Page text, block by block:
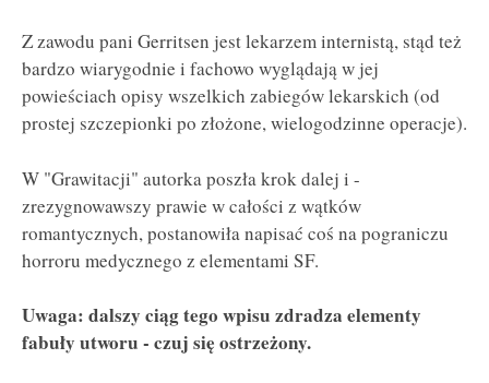
Z zawodu pani Gerritsen jest lekarzem internistą, stąd też
bardzo wiarygodnie i fachowo wyglądają w jej
powieściach opisy wszelkich zabiegów lekarskich (od
prostej szczepionki po złożone, wielogodzinne operacje).
W "Grawitacji" autorka poszła krok dalej i -
zrezygnowawszy prawie w całości z wątków
romantycznych, postanowiła napisać coś na pograniczu
horroru medycznego z elementami SF.
Uwaga: dalszy ciąg tego wpisu zdradza elementy
fabuły utworu - czuj się ostrzeżony.